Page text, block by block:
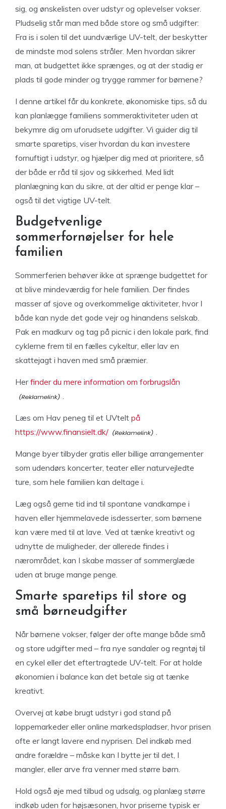
sig, og ønskelisten over udstyr og oplevelser vokser.
Pludselig står man med både store og små udgifter:
Fra is i solen til det uundværlige UV-telt, der beskytter
de mindste mod solens stråler. Men hvordan sikrer
man, at budgettet ikke sprænges, og at der stadig er
plads til gode minder og trygge rammer for børnene?
I denne artikel får du konkrete, økonomiske tips, så du
kan planlægge familiens sommeraktiviteter uden at
bekymre dig om uforudsete udgifter. Vi guider dig til
smarte sparetips, viser hvordan du kan investere
fornuftigt i udstyr, og hjælper dig med at prioritere, så
der både er råd til sjov og sikkerhed. Med lidt
planlægning kan du sikre, at der altid er penge klar –
også til det vigtige UV-telt.
Budgetvenlige
sommerfornøjelser for hele
familien
Sommerferien behøver ikke at sprænge budgettet for
at blive mindeværdig for hele familien. Der findes
masser af sjove og overkommelige aktiviteter, hvor I
både kan nyde det gode vejr og hinandens selskab.
Pak en madkurv og tag på picnic i den lokale park, find
cyklerne frem til en fælles cykeltur, eller lav en
skattejagt i haven med små præmier.
Herfinder du mere information om forbrugslån
.
Læs om Hav peneg til et UVtelt på
https://www.finansielt.dk/
.
Mange byer tilbyder gratis eller billige arrangementer
som udendørs koncerter, teater eller naturvejledte
ture, som hele familien kan deltage i.
Læg også gerne tid ind til spontane vandkampe i
haven eller hjemmelavede isdesserter, som børnene
kan være med til at lave. Ved at tænke kreativt og
udnytte de muligheder, der allerede findes i
nærområdet, kan I skabe masser af sommerglæde
uden at bruge mange penge.
Smarte sparetips til store og
små børneudgifter
Når børnene vokser, følger der ofte mange både små
og store udgifter med – fra nye sandaler og regntøj til
en cykel eller det eftertragtede UV-telt. For at holde
økonomien i balance kan det betale sig at tænke
kreativt.
Overvej at købe brugt udstyr i god stand på
loppemarkeder eller online markedspladser, hvor prisen
ofte er langt lavere end nyprisen. Del indkøb med
andre forældre – måske kan I bytte jer til det, I
mangler, eller arve fra venner med større børn.
Hold også øje med tilbud og udsalg, og planlæg større
indkøb uden for højsæsonen, hvor priserne typisk er